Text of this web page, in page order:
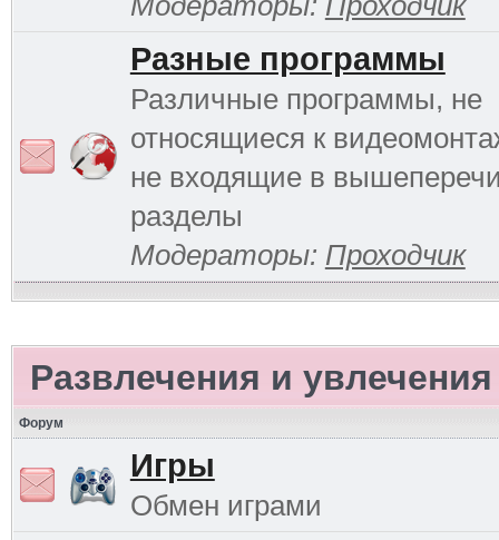
Разные программы
Различные программы, не
относящиеся к
не входящие в
разделы
Модераторы: Проходчик
Развлечения и увлечения
Форум
Игры
Обмен играми